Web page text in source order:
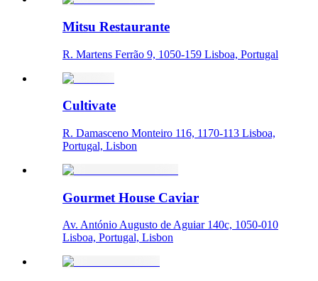
Mitsu Restaurante
R. Martens Ferrão 9, 1050-159 Lisboa, Portugal
Cultivate
R. Damasceno Monteiro 116, 1170-113 Lisboa,
Portugal, Lisbon
Gourmet House Caviar
Av. António Augusto de Aguiar 140c, 1050-010
Lisboa, Portugal, Lisbon